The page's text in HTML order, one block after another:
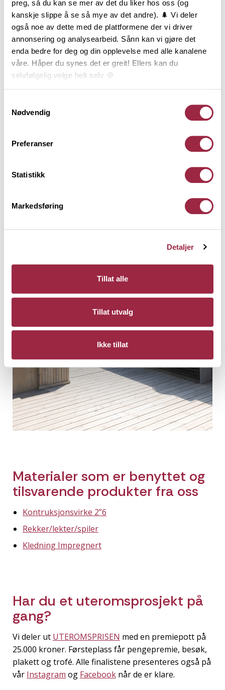
preg, så du kan se mer av det du liker hos oss (og
kanskje slippe å se så mye av det andre). 🌲 Vi deler
også noe av dette med de plattformene der vi driver
annonsering og analysearbeid. Sånn kan vi gjøre det
enda bedre for deg og din opplevelse med alle kanalene
våre. Håper du synes det er greit! Ellers kan du
selvfølgelig velge helt selv 🍪
Nødvendig
Preferanser
Statistikk
Markedsføring
Detaljer
Tillat alle
Tillat utvalg
Ikke tillat
vannbestandige plater og mikrosement, mens
blomsterkassen i mur er bygget med leca og Hey’di.
«Alt er gjort av min utrolig flinke mann. Han er overhodet
ingen håndverker, men arbeidsom, full av pågangsmot
og med en evne til å se løsninger. En av naboene våre er
Resultatet er et uterom med flere soner som gjør det
mulig å bruke hagen til ulike aktiviteter samtidig.
Materialer som er benyttet og
tilsvarende produkter fra oss
Kontruksjonsvirke 2”6
Rekker/lekter/spiler
Kledning Impregnert
Har du et uteromsprosjekt på
gang?
Vi deler ut UTEROMSPRISEN med en premiepott på
25.000 kroner. Førsteplass får pengepremie, besøk,
plakett og trofé. Alle finalistene presenteres også på
vår Instagram og Facebook når de er klare.